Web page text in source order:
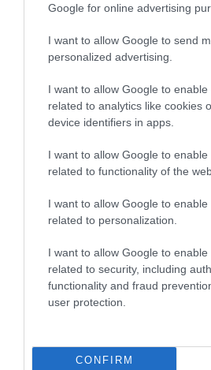
Google for online advertising
I want to allow Google to send
personalized advertising.
I want to allow Google to enable
related to analytics like cookies
device identifiers in apps.
I want to allow Google to enable
related to functionality of the
I want to allow Google to enable
related to personalization.
I want to allow Google to enable
related to security, including
functionality and fraud
user protection.
CONFIRM
Legfrissebb híreink
KÉT AUTÓ
MENTŐK IS A
2026. augusztus
HÍREK A
PHEV LUXURY –
LAKÓÉPÜLETEK
2026. augusztus